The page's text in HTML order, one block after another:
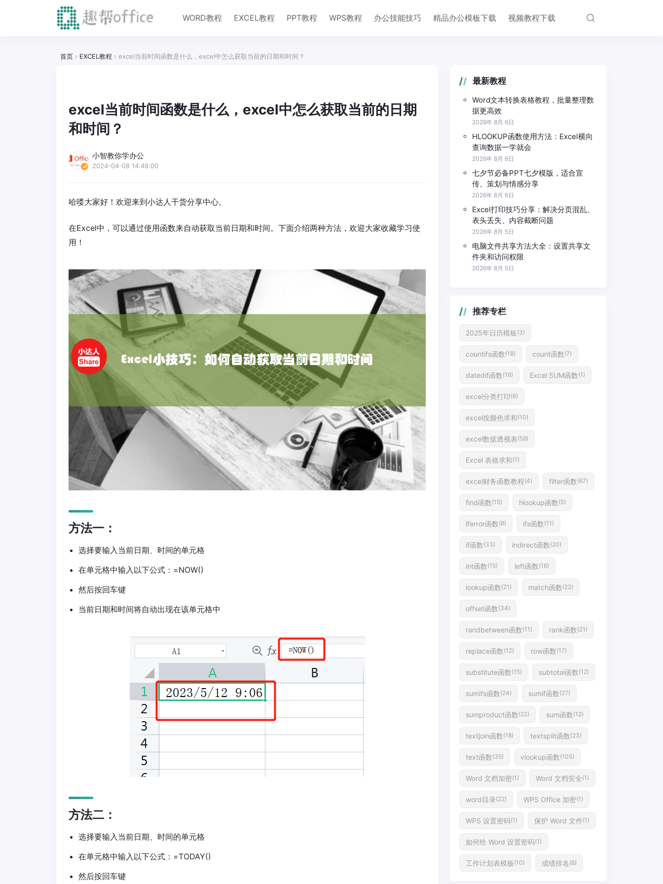
WORD教程 EXCEL教程 PPT教程 WPS教程 办公技能技巧 精品办公模板下载 视频教程下载
首页 › EXCEL教程 › excel当前时间函数是什么，excel中怎么获取当前的日期和时间？
excel当前时间函数是什么，excel中怎么获取当前的日期
和时间？
小智教你学办公
2024-04-08 14:49:00
哈喽大家好！欢迎来到小达人干货分享中心。
在Excel中，可以通过使用函数来自动获取当前日期和时间。下面介绍两种方法，欢迎大家收藏学习使
用！
方法一：
选择要输入当前日期、时间的单元格
在单元格中输入以下公式：=NOW()
然后按回车键
当前日期和时间将自动出现在该单元格中
方法二：
选择要输入当前日期、时间的单元格
在单元格中输入以下公式：=TODAY()
然后按回车键
最新教程
Word文本转换表格教程，批量整理数
据更高效
2026年 8月 6日
HLOOKUP函数使用方法：Excel横向
查询数据一学就会
2026年 8月 6日
七夕节必备PPT七夕模版，适合宣
传、策划与情感分享
2026年 8月 6日
Excel打印技巧分享：解决分页混乱、
表头丢失、内容截断问题
2026年 8月 5日
电脑文件共享方法大全：设置共享文
件夹和访问权限
2026年 8月 5日
推荐专栏
2025年日历模板 (3)
countifs函数(18) count函数(7)
datedif函数(16) Excel SUM函数(1)
excel分类打印(6)
excel按颜色求和(10)
excel数据透视表(59)
Excel 表格求和(1)
excel财务函数教程(4) filter函数(67)
find函数(15) hlookup函数(5)
iferror函数(8) ifs函数(11)
if函数(33) indirect函数(20)
int函数(15) left函数(16)
lookup函数(21) match函数(22)
offset函数(34)
randbetween函数(11) rank函数(21)
replace函数(12) row函数(17)
substitute函数(15) subtotal函数(12)
sumifs函数(24) sumif函数(27)
sumproduct函数(22) sum函数(12)
textjoin函数(18) textsplit函数(23)
text函数(35) vlookup函数(105)
Word 文档加密(1) Word 文档安全(1)
word目录(22) WPS Office 加密(1)
WPS 设置密码(1) 保护 Word 文件(1)
如何给 Word 设置密码(1)
工作计划表模板 (10) 成绩排名 (8)